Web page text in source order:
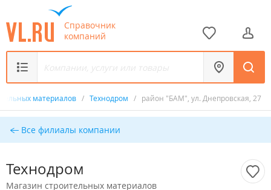
Справочник
компаний
материалов / Технодром / район "БАМ", ул. Днепровская, 27
Все филиалы компании
Технодром
Магазин строительных материалов